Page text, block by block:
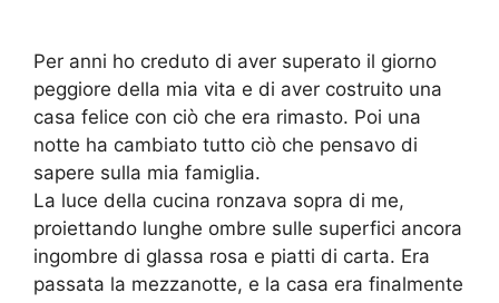
Per anni ho creduto di aver superato il giorno
peggiore della mia vita e di aver costruito una
casa felice con ciò che era rimasto. Poi una
notte ha cambiato tutto ciò che pensavo di
sapere sulla mia famiglia.
La luce della cucina ronzava sopra di me,
proiettando lunghe ombre sulle superfici ancora
ingombre di glassa rosa e piatti di carta. Era
passata la mezzanotte, e la casa era finalmente